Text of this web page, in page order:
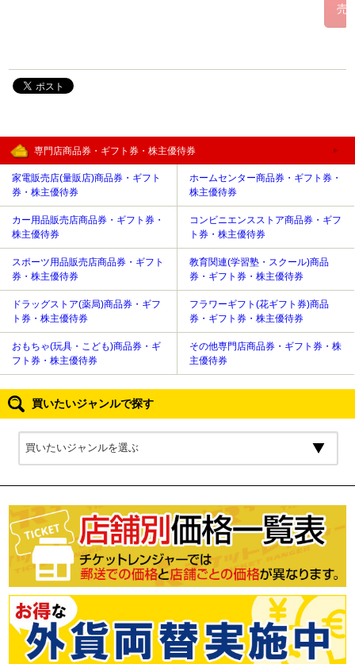
専門店商品券・ギフト券・株主優待券
家電販売店(量販店)商品券・ギフト
券・株主優待券
ホームセンター商品券・ギフト券・
株主優待券
カー用品販売店商品券・ギフト券・
株主優待券
コンビニエンスストア商品券・ギフ
ト券・株主優待券
スポーツ用品販売店商品券・ギフト
券・株主優待券
教育関連(学習塾・スクール)商品
券・ギフト券・株主優待券
ドラッグストア(薬局)商品券・ギフ
ト券・株主優待券
フラワーギフト(花ギフト券)商品
券・ギフト券・株主優待券
おもちゃ(玩具・こども)商品券・ギ
フト券・株主優待券
その他専門店商品券・ギフト券・株
主優待券
買いたいジャンルで探す